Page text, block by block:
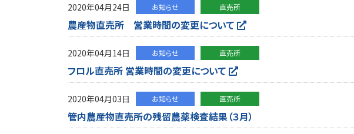
2020年04月24日 お知らせ 直売所
農産物直売所 営業時間の変更について
2020年04月14日 お知らせ 直売所
フロル直売所 営業時間の変更について
2020年04月03日 お知らせ 直売所
管内農産物直売所の残留農薬検査結果（３月）